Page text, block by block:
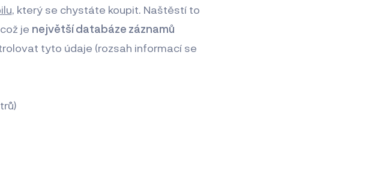
, který se chystáte koupit. Naštěstí to
je největší databáze záznamů
tyto údaje (rozsah informací se